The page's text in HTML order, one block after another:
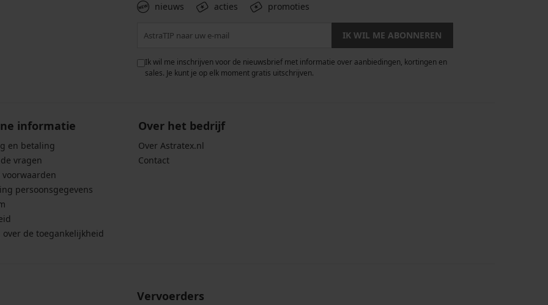
nieuws acties promoties
IK WIL ME ABONNEREN
Ik wil me inschrijven voor de nieuwsbrief met informatie over aanbiedingen, kortingen en
sales. Je kunt je op elk moment gratis uitschrijven.
informatie
en betaling
vragen
persoonsgegevens
over de toegankelijkheid
Over het bedrijf
Over Astratex.nl
Contact
Vervoerders